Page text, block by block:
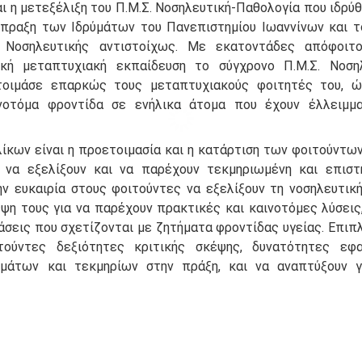
η μετεξέλιξη του Π.Μ.Σ. Νοσηλευτική-Παθολογία που
των Ιδρύμάτων του Πανεπιστημίου Ιωαννίνων και
αντιστοίχως. Με εκατοντάδες
μεταπτυχιακή εκπαίδευση το σύγχρονο Π.Μ.Σ.
επαρκώς τους μεταπτυχιακούς φοιτητές του,
φροντίδα σε ενήλικα άτομα που έχουν
είναι η προετοιμασία και η κατάρτιση των
εξελίξουν και να παρέχουν τεκμηριωμένη και
στους φοιτούντες να εξελίξουν τη
τους για να παρέχουν πρακτικές και καινοτόμες
που σχετίζονται με ζητήματα φροντίδας υγείας.
δεξιότητες κριτικής σκέψης, δυνατότητες
και τεκμηρίων στην πράξη, και να αναπτύξουν